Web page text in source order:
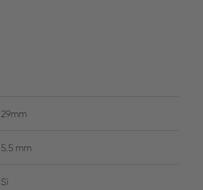
29mm
5.5 mm
Sì